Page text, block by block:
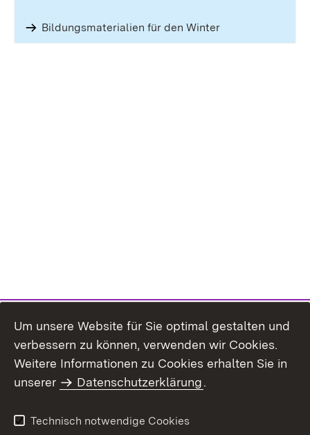
Bildungsmaterialien für den Winter
Themenübersicht
Um unsere Website für Sie optimal gestalten und
verbessern zu können, verwenden wir Cookies.
Weitere Informationen zu Cookies erhalten Sie in
unserer
Datenschutzerklärung.
Technisch notwendige Cookies